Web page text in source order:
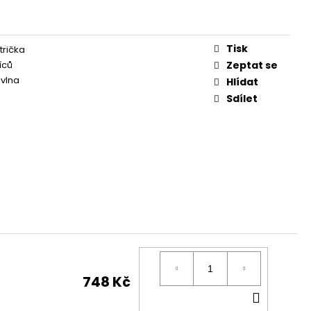
Tisk
Zeptat se
Hlídat
Sdílet
748 Kč